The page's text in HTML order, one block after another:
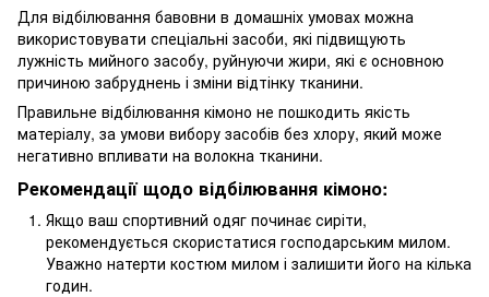
Для відбілювання бавовни в домашніх умовах можна
використовувати спеціальні засоби, які підвищують
лужність мийного засобу, руйнуючи жири, які є основною
причиною забруднень і зміни відтінку тканини.
Правильне відбілювання кімоно не пошкодить якість
матеріалу, за умови вибору засобів без хлору, який може
негативно впливати на волокна тканини.
Рекомендації щодо відбілювання кімоно:
Якщо ваш спортивний одяг починає сиріти,
рекомендується скористатися господарським милом.
Уважно натерти костюм милом і залишити його на кілька
годин.